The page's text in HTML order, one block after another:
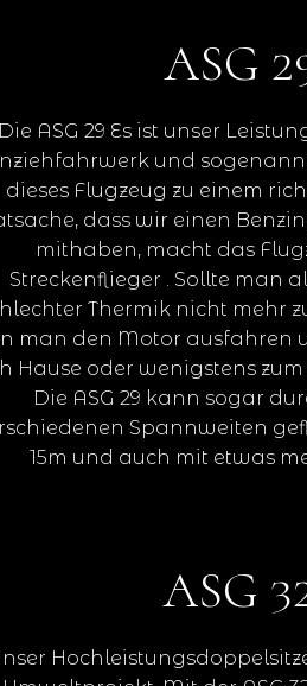
ASG
Die ASG 29 Es ist unser
und
dieses Flugzeug zu einem
dass wir einen
mithaben, macht das
Streckenflieger . Sollte man
Thermik nicht mehr
man den Motor ausfahren
Hause oder wenigstens
Die ASG 29 kann sogar
Spannweiten
15m und auch mit etwas
ASG